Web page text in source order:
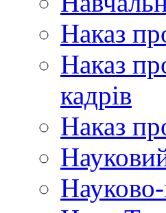
Наказ
Наказ
кадрів
Наказ